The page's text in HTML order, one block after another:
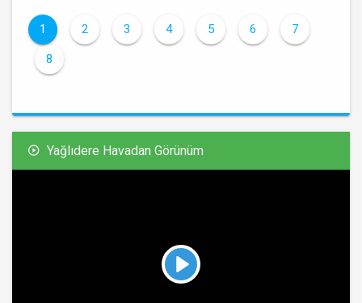
1 2 3 4 5 6 7
8
Yağlıdere Havadan Görünüm
Play